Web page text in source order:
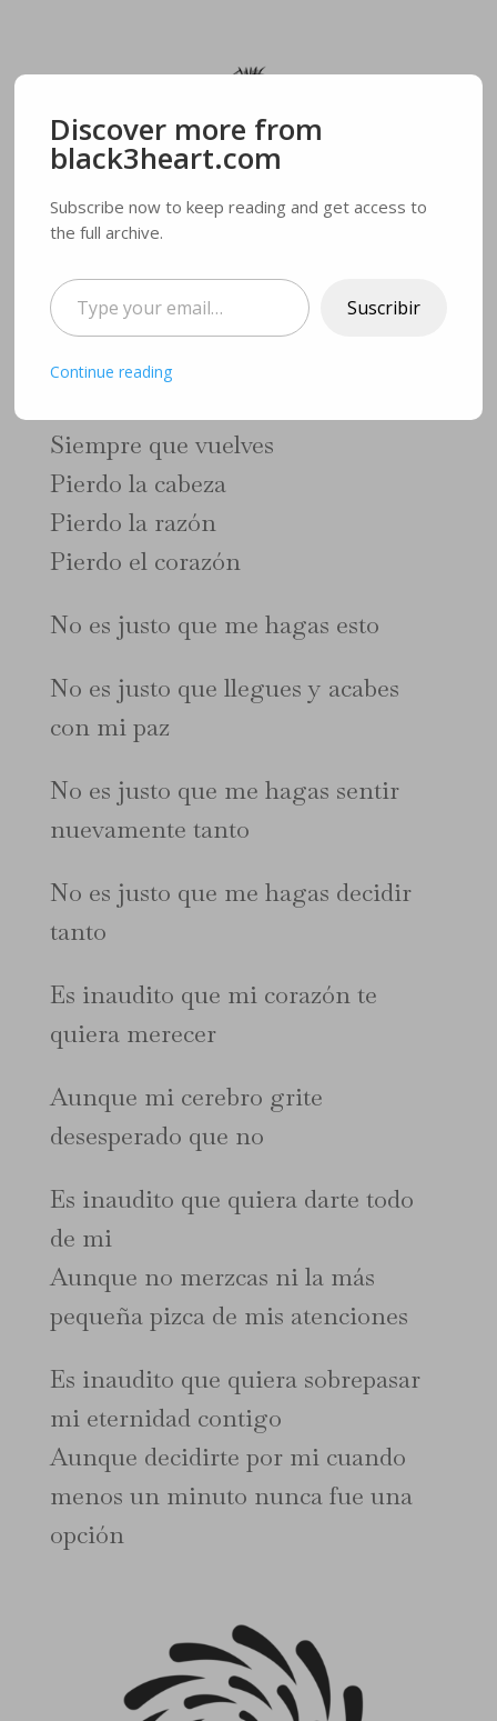
black3heart
Los latidos de mi negro corazón
Siempre que vuelves
Pierdo la cabeza
Pierdo la razón
Pierdo el corazón
No es justo que me hagas esto
No es justo que llegues y acabes
con mi paz
No es justo que me hagas sentir
nuevamente tanto
No es justo que me hagas decidir
tanto
Es inaudito que mi corazón te
quiera merecer
Aunque mi cerebro grite
desesperado que no
Es inaudito que quiera darte todo
de mi
Aunque no merzcas ni la más
pequeña pizca de mis atenciones
Es inaudito que quiera sobrepasar
mi eternidad contigo
Aunque decidirte por mi cuando
menos un minuto nunca fue una
opción
Discover more from
black3heart.com
Subscribe now to keep reading and get access to
the full archive.
Type your email…
Suscribir
Continue reading